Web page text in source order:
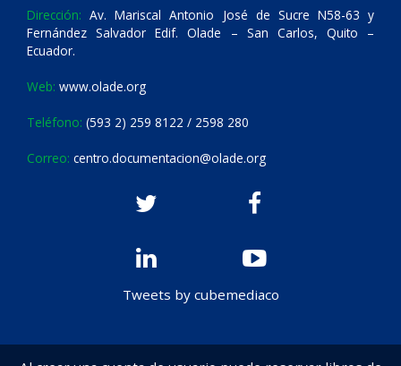
Dirección: Av. Mariscal Antonio José de Sucre N58-63 y
Fernández Salvador Edif. Olade – San Carlos, Quito –
Ecuador.
Web: www.olade.org
Teléfono: (593 2) 259 8122 / 2598 280
Correo: centro.documentacion@olade.org
Tweets by cubemediaco